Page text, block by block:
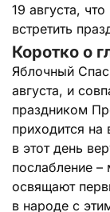
19 августа,
встретить
Коротко о
Яблочный
августа, и
праздником
приходится на
в этот день
послабление
освящают
в народе с